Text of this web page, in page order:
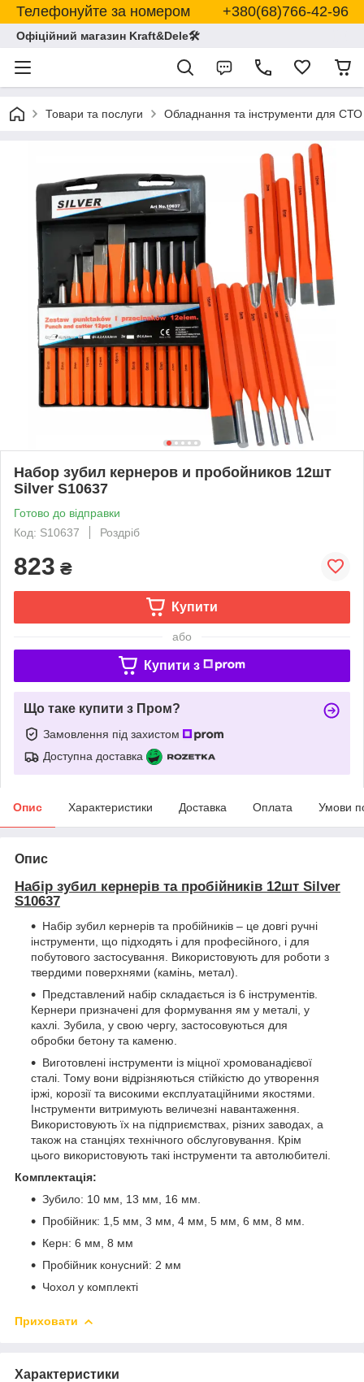
Телефонуйте за номером +380(68)766-42-96
Офіційний магазин Kraft&Dele🛠
Товари та послуги Обладнання та інструменти для СТО
Набор зубил кернеров и пробойников 12шт
Silver S10637
Готово до відправки
Код: S10637
Роздріб
823 ₴
Купити
або
Купити з
Що таке купити з Пром?
Замовлення під захистом
Доступна доставка
Опис Характеристики Доставка Оплата Умови
Опис
Набір зубил кернерів та пробійників 12шт Silver
S10637
Набір зубил кернерів та пробійників – це довгі ручні
інструменти, що підходять і для професійного, і для
побутового застосування. Використовують для роботи з
твердими поверхнями (камінь, метал).
Представлений набір складається із 6 інструментів.
Кернери призначені для формування ям у металі, у
кахлі. Зубила, у свою чергу, застосовуються для
обробки бетону та каменю.
Виготовлені інструменти із міцної хромованадієвої
сталі. Тому вони відрізняються стійкістю до утворення
іржі, корозії та високими експлуатаційними якостями.
Інструменти витримують величезні навантаження.
Використовують їх на підприємствах, різних заводах, а
також на станціях технічного обслуговування. Крім
цього використовують такі інструменти та автолюбителі.
Комплектація:
Зубило: 10 мм, 13 мм, 16 мм.
Пробійник: 1,5 мм, 3 мм, 4 мм, 5 мм, 6 мм, 8 мм.
Керн: 6 мм, 8 мм
Пробійник конусний: 2 мм
Чохол у комплекті
Приховати
Характеристики